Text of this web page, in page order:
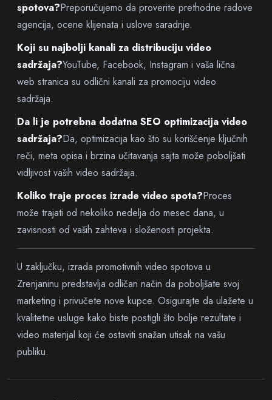
spotova?Preporučujemo da proverite prethodne radove
agencija, ocene klijenata i uslove saradnje.
Koji su najbolji kanali za distribuciju video
sadržaja?YouTube, Facebook, Instagram i vaša lična
web stranica su odlični kanali za promociju video
sadržaja.
Da li je potrebna dodatna SEO optimizacija video
sadržaja?Da, optimizacija kao što su korišćenje ključnih
reči, meta opisa i brzina učitavanja sajta može poboljšati
vidljivost vaših video sadržaja.
Koliko traje proces izrade video spota?Proces
može trajati od nekoliko nedelja do mesec dana, u
zavisnosti od vaših zahteva i složenosti projekta.
U zaključku, izrada promotivnih video spotova u
Zrenjaninu predstavlja odličan način da poboljšate svoj
marketing i privučete nove kupce. Osigurajte da ulažete u
kvalitetne usluge kako biste postigli što bolje rezultate i
video materijal koji će ostaviti snažan utisak na vašu
publiku.